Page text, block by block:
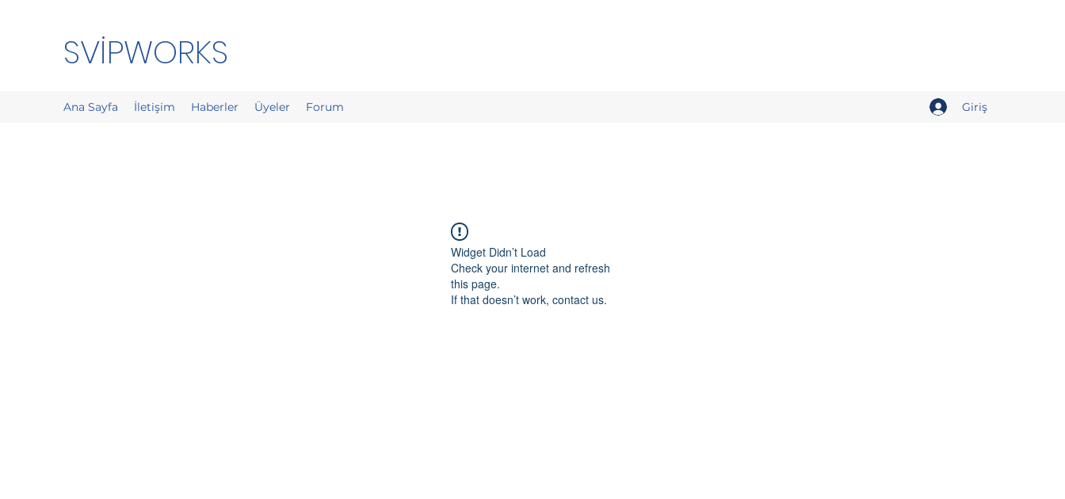
SVİPWORKS
Ana Sayfa İletişim Haberler Üyeler Forum Giriş
Widget Didn’t Load
Check your internet and refresh
this page.
If that doesn’t work, contact us.